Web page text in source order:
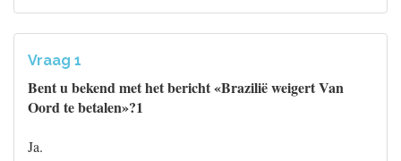
Vraag 1
Bent u bekend met het bericht «Brazilië weigert Van
Oord te betalen»?1
Ja.